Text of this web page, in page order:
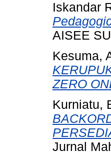
Iskandar
AISEE
Kesuma,
ZERO
Kurniatu,
Jurnal